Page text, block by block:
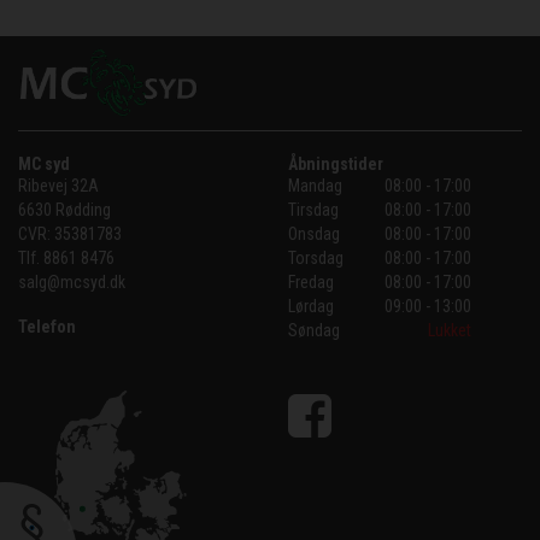
MC syd
Ribevej 32A
6630 Rødding
CVR: 35381783
Tlf. 8861 8476
salg@mcsyd.dk
Telefon
Åbningstider
Mandag
08:00 - 17:00
Tirsdag
08:00 - 17:00
Onsdag
08:00 - 17:00
Torsdag
08:00 - 17:00
Fredag
08:00 - 17:00
Lørdag
09:00 - 13:00
Søndag
Lukket